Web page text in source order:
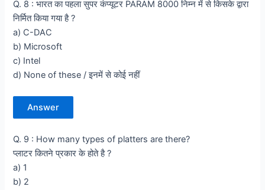
Q. 8 : भारत का पहला सुपर कंप्यूटर PARAM 8000 निम्न में से किसके द्वारा
निर्मित किया गया है ?
a) C-DAC
b) Microsoft
c) Intel
d) None of these / इनमें से कोई नहीं
Answer
Q. 9 : How many types of platters are there?
प्लाटर कितने प्रकार के होते है ?
a) 1
b) 2